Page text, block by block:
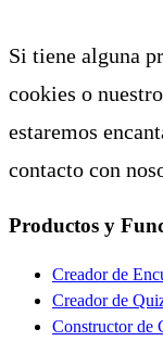
Si tiene alguna
cookies o
estaremos
contacto con
Productos y
Creador de
Creador de
Constructor de